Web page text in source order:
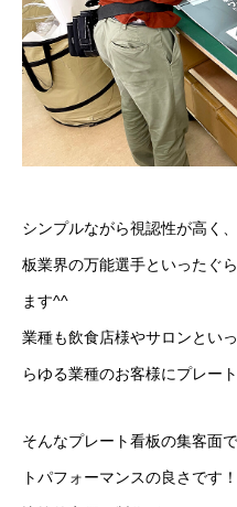
シンプルながら視認性が高く
板業界の万能選手といったぐ
ます^^
業種も飲食店様やサロンとい
らゆる業種のお客様にプレー
そんなプレート看板の集客面
トパフォーマンスの良さです！